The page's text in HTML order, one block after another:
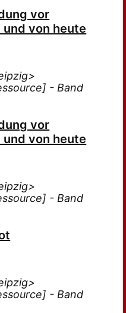
vor
von heute
- Band
vor
von heute
- Band
- Band